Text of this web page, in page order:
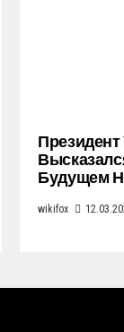
Будущем
wikifox